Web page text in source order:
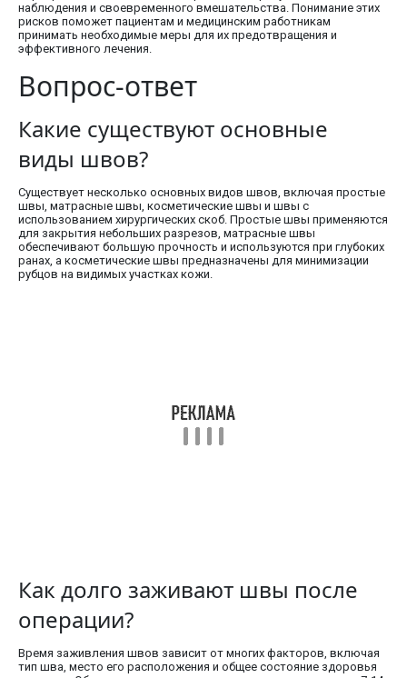
наблюдения и своевременного вмешательства. Понимание этих
рисков поможет пациентам и медицинским работникам
принимать необходимые меры для их предотвращения и
эффективного лечения.
Вопрос-ответ
Какие существуют основные
виды швов?
Существует несколько основных видов швов, включая простые
швы, матрасные швы, косметические швы и швы с
использованием хирургических скоб. Простые швы применяются
для закрытия небольших разрезов, матрасные швы
обеспечивают большую прочность и используются при глубоких
ранах, а косметические швы предназначены для минимизации
рубцов на видимых участках кожи.
Как долго заживают швы после
операции?
Время заживления швов зависит от многих факторов, включая
тип шва, место его расположения и общее состояние здоровья